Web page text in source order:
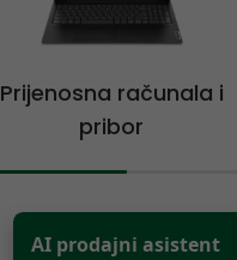
Prijenosna računala i
pribor
AI prodajni asistent